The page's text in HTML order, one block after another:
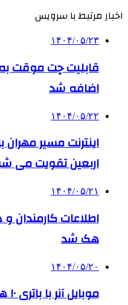
اخبار مرتبط با سرویس
۱۴۰۴/۰۵/۲۳
قابلیت چت موقت
اضافه شد
۱۴۰۴/۰۵/۲۲
اینترنت مسیر مهران
اربعین تقویت می
۱۴۰۴/۰۵/۲۱
اطلاعات کارمندان
هک شد
۱۴۰۴/۰۵/۲۰
موبایل آنر با باتری ۱۰ هزار میلی آمپری به بازار می آید